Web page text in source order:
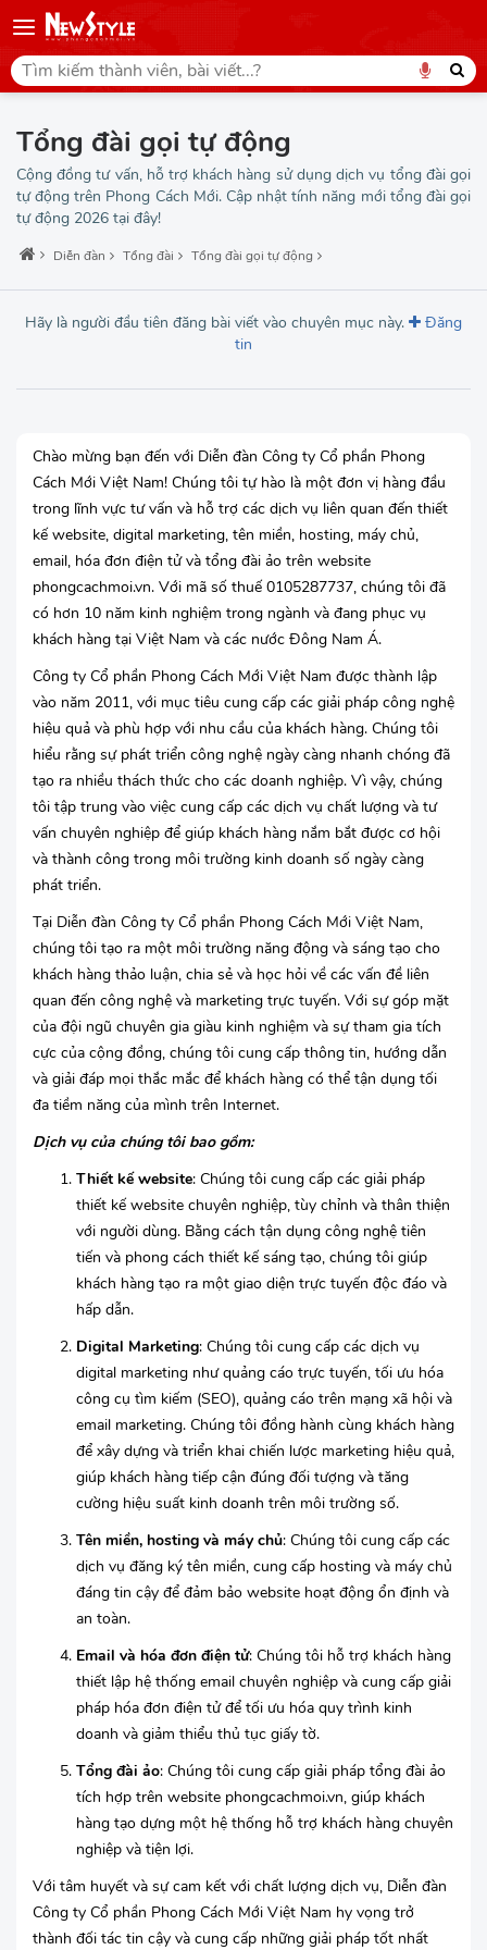
Tổng đài gọi tự động
Cộng đồng tư vấn, hỗ trợ khách hàng sử dụng dịch vụ tổng đài gọi
tự động trên Phong Cách Mới. Cập nhật tính năng mới tổng đài gọi
tự động 2026 tại đây!
Diễn đàn Tổng đài Tổng đài gọi tự động
Hãy là người đầu tiên đăng bài viết vào chuyên mục này.
Đăng
tin
Chào mừng bạn đến với Diễn đàn Công ty Cổ phần Phong
Cách Mới Việt Nam! Chúng tôi tự hào là một đơn vị hàng đầu
trong lĩnh vực tư vấn và hỗ trợ các dịch vụ liên quan đến thiết
kế website, digital marketing, tên miền, hosting, máy chủ,
email, hóa đơn điện tử và tổng đài ảo trên website
phongcachmoi.vn. Với mã số thuế 0105287737, chúng tôi đã
có hơn 10 năm kinh nghiệm trong ngành và đang phục vụ
khách hàng tại Việt Nam và các nước Đông Nam Á.
Công ty Cổ phần Phong Cách Mới Việt Nam được thành lập
vào năm 2011, với mục tiêu cung cấp các giải pháp công nghệ
hiệu quả và phù hợp với nhu cầu của khách hàng. Chúng tôi
hiểu rằng sự phát triển công nghệ ngày càng nhanh chóng đã
tạo ra nhiều thách thức cho các doanh nghiệp. Vì vậy, chúng
tôi tập trung vào việc cung cấp các dịch vụ chất lượng và tư
vấn chuyên nghiệp để giúp khách hàng nắm bắt được cơ hội
và thành công trong môi trường kinh doanh số ngày càng
phát triển.
Tại Diễn đàn Công ty Cổ phần Phong Cách Mới Việt Nam,
chúng tôi tạo ra một môi trường năng động và sáng tạo cho
khách hàng thảo luận, chia sẻ và học hỏi về các vấn đề liên
quan đến công nghệ và marketing trực tuyến. Với sự góp mặt
của đội ngũ chuyên gia giàu kinh nghiệm và sự tham gia tích
cực của cộng đồng, chúng tôi cung cấp thông tin, hướng dẫn
và giải đáp mọi thắc mắc để khách hàng có thể tận dụng tối
đa tiềm năng của mình trên Internet.
Dịch vụ của chúng tôi bao gồm:
Thiết kế website: Chúng tôi cung cấp các giải pháp
thiết kế website chuyên nghiệp, tùy chỉnh và thân thiện
với người dùng. Bằng cách tận dụng công nghệ tiên
tiến và phong cách thiết kế sáng tạo, chúng tôi giúp
khách hàng tạo ra một giao diện trực tuyến độc đáo và
hấp dẫn.
Digital Marketing: Chúng tôi cung cấp các dịch vụ
digital marketing như quảng cáo trực tuyến, tối ưu hóa
công cụ tìm kiếm (SEO), quảng cáo trên mạng xã hội và
email marketing. Chúng tôi đồng hành cùng khách hàng
để xây dựng và triển khai chiến lược marketing hiệu quả,
giúp khách hàng tiếp cận đúng đối tượng và tăng
cường hiệu suất kinh doanh trên môi trường số.
Tên miền, hosting và máy chủ: Chúng tôi cung cấp các
dịch vụ đăng ký tên miền, cung cấp hosting và máy chủ
đáng tin cậy để đảm bảo website hoạt động ổn định và
an toàn.
Email và hóa đơn điện tử: Chúng tôi hỗ trợ khách hàng
thiết lập hệ thống email chuyên nghiệp và cung cấp giải
pháp hóa đơn điện tử để tối ưu hóa quy trình kinh
doanh và giảm thiểu thủ tục giấy tờ.
Tổng đài ảo: Chúng tôi cung cấp giải pháp tổng đài ảo
tích hợp trên website phongcachmoi.vn, giúp khách
hàng tạo dựng một hệ thống hỗ trợ khách hàng chuyên
nghiệp và tiện lợi.
Với tâm huyết và sự cam kết với chất lượng dịch vụ, Diễn đàn
Công ty Cổ phần Phong Cách Mới Việt Nam hy vọng trở
thành đối tác tin cậy và cung cấp những giải pháp tốt nhất